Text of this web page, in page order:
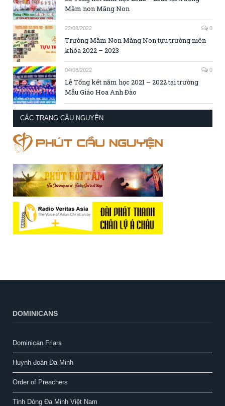
Mầm non Măng Non
22/08/2022 0
Trường Mầm Non Măng Non tựu trường niên
khóa 2022 – 2023
04/08/2022 0
Lễ Tổng kết năm học 2021 – 2022 tại trường
Mẫu Giáo Hoa Anh Đào
CÁC TRANG CẦU NGUYỆN
DOMINICANS
Dominican Friars
Huynh đoàn Đa Minh
Order of Preachers
Tỉnh Dòng Đa Minh Việt Nam